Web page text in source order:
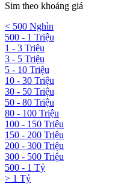
Sim theo khoảng giá
< 500 Nghìn
500 - 1 Triệu
1 - 3 Triệu
3 - 5 Triệu
5 - 10 Triệu
10 - 30 Triệu
30 - 50 Triệu
50 - 80 Triệu
80 - 100 Triệu
100 - 150 Triệu
150 - 200 Triệu
200 - 300 Triệu
300 - 500 Triệu
500 - 1 Tỷ
> 1 Tỷ